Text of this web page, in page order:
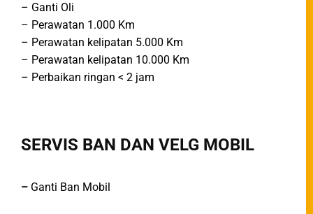
– Ganti Oli
– Perawatan 1.000 Km
– Perawatan kelipatan 5.000 Km
– Perawatan kelipatan 10.000 Km
– Perbaikan ringan < 2 jam
SERVIS BAN DAN VELG MOBIL
– Ganti Ban Mobil